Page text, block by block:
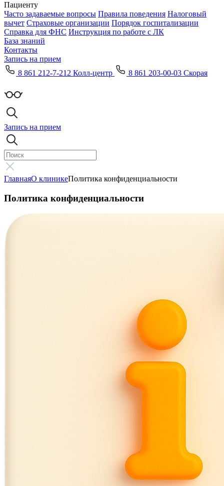
Пациенту
Часто задаваемые вопросы Правила поведения Налоговый
вычет Страховые организации Порядок госпитализации
Справка для ФНС Инструкция по работе с ЛК
База знаний
Контакты
Запись на прием
8 861 212-7-212 Колл-центр
8 861 203-00-03 Скорая
Запись на прием
ГлавнаяО клиникеПолитика конфиденциальности
Политика конфиденциальности